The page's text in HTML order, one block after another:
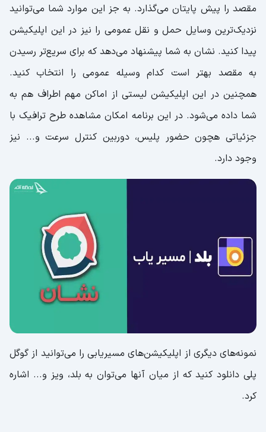
مقصد را پیش پایتان می‌گذارد. به جز این موارد شما می‌توانید
نزدیک‌ترین وسایل حمل و نقل عمومی را نیز در این اپلیکیشن
پیدا کنید. نشان به شما پیشنهاد می‌دهد که برای سریع‌تر رسیدن
به مقصد بهتر است کدام وسیله عمومی را انتخاب کنید.
همچنین در این اپلیکیشن لیستی از اماکن مهم اطراف هم به
شما داده می‌شود. در این برنامه امکان مشاهده طرح ترافیک با
جزئیاتی هچون حضور پلیس، دوربین کنترل سرعت و... نیز
وجود دارد.
نمونه‌های دیگری از اپلیکیشن‌های مسیریابی را می‌توانید از گوگل
پلی دانلود کنید که از میان آنها می‌توان به بلد، ویز و... اشاره
کرد.